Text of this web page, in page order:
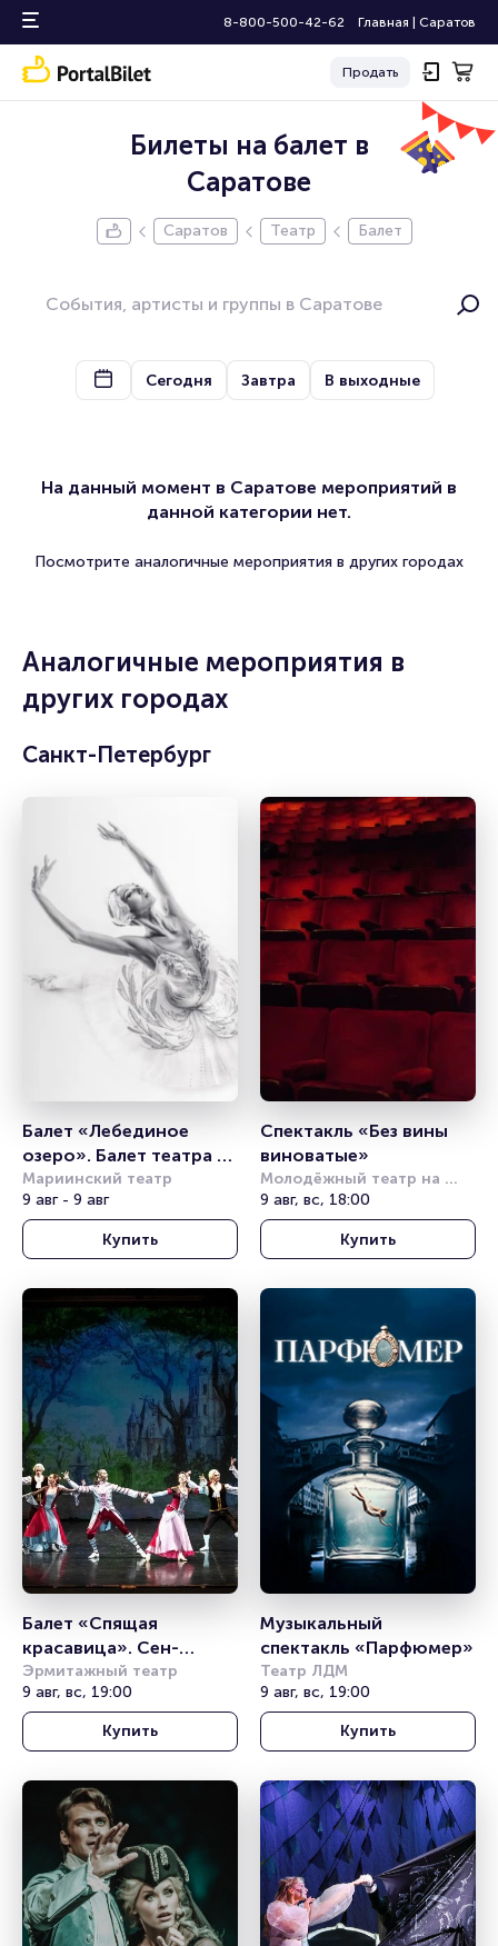
8-800-500-42-62 Главная Саратов
Продать
Билеты на балет в
Саратове
Саратов Театр Балет
Сегодня Завтра В выходные
На данный момент в Саратове мероприятий в
данной категории нет.
Посмотрите аналогичные мероприятия в других городах
Аналогичные мероприятия в
других городах
Санкт-Петербург
Балет «Лебединое
озеро». Балет театра
им. Леонида Якобсона
Мариинский театр
9 авг - 9 авг
Купить
Спектакль «Без вины
виноватые»
Молодёжный театр на
Фонтанке
9 авг, вс, 18:00
Купить
Балет «Спящая
красавица». Сен-
Мишель
Эрмитажный театр
9 авг, вс, 19:00
Купить
Музыкальный
спектакль «Парфюмер»
Театр ЛДМ
9 авг, вс, 19:00
Купить